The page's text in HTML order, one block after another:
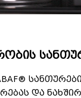
და